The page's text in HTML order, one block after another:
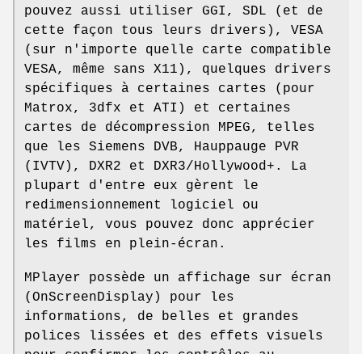
pouvez aussi utiliser GGI, SDL (et de
cette façon tous leurs drivers), VESA
(sur n'importe quelle carte compatible
VESA, même sans X11), quelques drivers
spécifiques à certaines cartes (pour
Matrox, 3dfx et ATI) et certaines
cartes de décompression MPEG, telles
que les Siemens DVB, Hauppauge PVR
(IVTV), DXR2 et DXR3/Hollywood+. La
plupart d'entre eux gèrent le
redimensionnement logiciel ou
matériel, vous pouvez donc apprécier
les films en plein-écran.
MPlayer possède un affichage sur écran
(OnScreenDisplay) pour les
informations, de belles et grandes
polices lissées et des effets visuels